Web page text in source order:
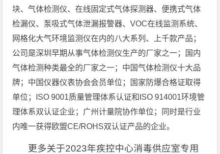
块、气体检测仪、在线固定式气体探测器、便携式气体
检漏仪、泵吸式气体泄漏报警器、VOC在线监测系统、
网格化大气环境监测仪在内的八大系列、上千款产品；
公司是深圳早期从事气体检测仪生产的厂家之一；国内
气体检测种类最全的厂家之一；中国气体检测仪十大品
牌；中国仪器仪表协会会员单位；国家防爆合格证取得
单位；ISO 9001质量管理体系认证和ISO 914001环境管
理体系双认证企业；广州计量院协作单位；同时是行业
内唯一获得欧盟CE/ROHS双认证产品的企业。
更多关于2023年疾控中心消毒供应室专用